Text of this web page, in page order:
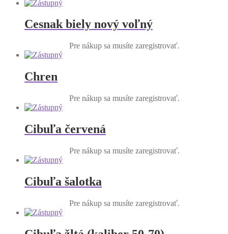
Cesnak biely nový voľný
Pre nákup sa musíte zaregistrovať.
Chren
Pre nákup sa musíte zaregistrovať.
Cibuľa červená
Pre nákup sa musíte zaregistrovať.
Cibuľa šalotka
Pre nákup sa musíte zaregistrovať.